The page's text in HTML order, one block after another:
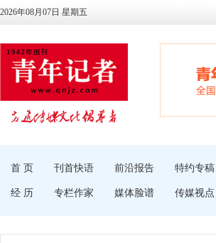
2026年08月07日 星期五
首 页 刊首快语 前沿报告 特约专稿
经 历 专栏作家 媒体脸谱 传媒视点